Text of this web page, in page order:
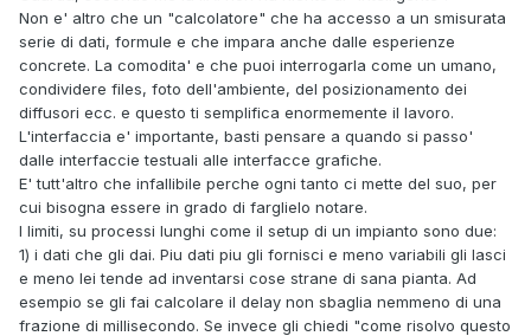
Non e' altro che un "calcolatore" che ha accesso a un smisurata
serie di dati, formule e che impara anche dalle esperienze
concrete. La comodita' e che puoi interrogarla come un umano,
condividere files, foto dell'ambiente, del posizionamento dei
diffusori ecc. e questo ti semplifica enormemente il lavoro.
L'interfaccia e' importante, basti pensare a quando si passo'
dalle interfaccie testuali alle interfacce grafiche.
E' tutt'altro che infallibile perche ogni tanto ci mette del suo, per
cui bisogna essere in grado di farglielo notare.
I limiti, su processi lunghi come il setup di un impianto sono due:
1) i dati che gli dai. Piu dati piu gli fornisci e meno variabili gli lasci
e meno lei tende ad inventarsi cose strane di sana pianta. Ad
esempio se gli fai calcolare il delay non sbaglia nemmeno di una
frazione di millisecondo. Se invece gli chiedi "come risolvo questo